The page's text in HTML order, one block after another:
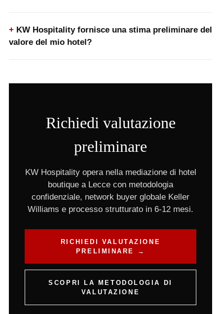
KW Hospitality fornisce una stima preliminare del
valore del mio hotel?
Richiedi valutazione
preliminare
KW Hospitality opera nella mediazione di hotel
boutique a Lecce con metodologia
confidenziale, network buyer globale Keller
Williams e processo strutturato in 6-12 mesi.
RICHIEDI VALUTAZIONE
PRELIMINARE →
SCOPRI LA METODOLOGIA DI
VALUTAZIONE